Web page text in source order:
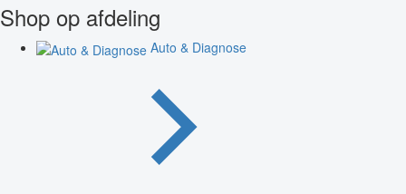
Shop op afdeling
Auto & Diagnose